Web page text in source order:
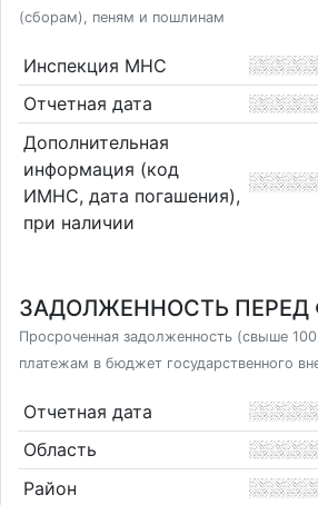
(сборам), пеням и пошлинам
Инспекция МНС
Отчетная дата
Дополнительная
информация (код
ИМНС, дата погашения),
при наличии
ЗАДОЛЖЕННОСТЬ ПЕРЕД
Просроченная задолженность (свыше
платежам в бюджет государственного
Отчетная дата
Область
Район